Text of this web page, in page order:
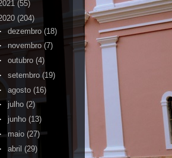
(55)
(204)
dezembro (18)
novembro (7)
outubro (4)
setembro (19)
agosto (16)
julho (2)
junho (13)
maio (27)
abril (29)